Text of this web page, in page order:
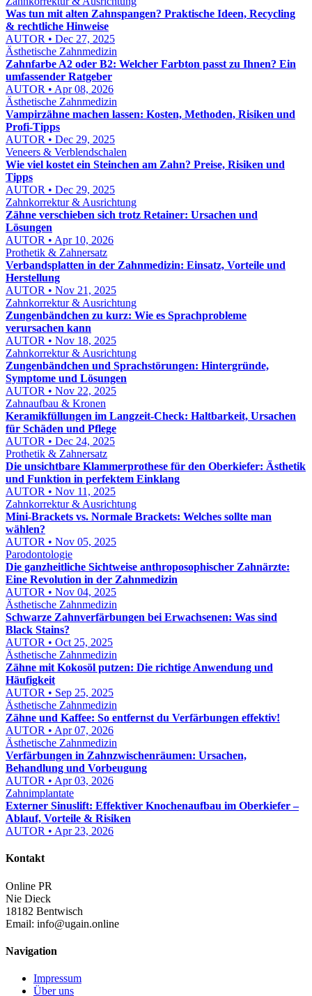
Was tun mit alten Zahnspangen? Praktische Ideen, Recycling
& rechtliche Hinweise
AUTOR • Dec 27, 2025
Ästhetische Zahnmedizin
Zahnfarbe A2 oder B2: Welcher Farbton passt zu Ihnen? Ein
umfassender Ratgeber
AUTOR • Apr 08, 2026
Ästhetische Zahnmedizin
Vampirzähne machen lassen: Kosten, Methoden, Risiken und
Profi-Tipps
AUTOR • Dec 29, 2025
Veneers & Verblendschalen
Wie viel kostet ein Steinchen am Zahn? Preise, Risiken und
Tipps
AUTOR • Dec 29, 2025
Zahnkorrektur & Ausrichtung
Zähne verschieben sich trotz Retainer: Ursachen und
Lösungen
AUTOR • Apr 10, 2026
Prothetik & Zahnersatz
Verbandsplatten in der Zahnmedizin: Einsatz, Vorteile und
Herstellung
AUTOR • Nov 21, 2025
Zahnkorrektur & Ausrichtung
Zungenbändchen zu kurz: Wie es Sprachprobleme
verursachen kann
AUTOR • Nov 18, 2025
Zahnkorrektur & Ausrichtung
Zungenbändchen und Sprachstörungen: Hintergründe,
Symptome und Lösungen
AUTOR • Nov 22, 2025
Zahnaufbau & Kronen
Keramikfüllungen im Langzeit-Check: Haltbarkeit, Ursachen
für Schäden und Pflege
AUTOR • Dec 24, 2025
Prothetik & Zahnersatz
Die unsichtbare Klammerprothese für den Oberkiefer: Ästhetik
und Funktion in perfektem Einklang
AUTOR • Nov 11, 2025
Zahnkorrektur & Ausrichtung
Mini-Brackets vs. Normale Brackets: Welches sollte man
wählen?
AUTOR • Nov 05, 2025
Parodontologie
Die ganzheitliche Sichtweise anthroposophischer Zahnärzte:
Eine Revolution in der Zahnmedizin
AUTOR • Nov 04, 2025
Ästhetische Zahnmedizin
Schwarze Zahnverfärbungen bei Erwachsenen: Was sind
Black Stains?
AUTOR • Oct 25, 2025
Ästhetische Zahnmedizin
Zähne mit Kokosöl putzen: Die richtige Anwendung und
Häufigkeit
AUTOR • Sep 25, 2025
Ästhetische Zahnmedizin
Zähne und Kaffee: So entfernst du Verfärbungen effektiv!
AUTOR • Apr 07, 2026
Ästhetische Zahnmedizin
Verfärbungen in Zahnzwischenräumen: Ursachen,
Behandlung und Vorbeugung
AUTOR • Apr 03, 2026
Zahnimplantate
Externer Sinuslift: Effektiver Knochenaufbau im Oberkiefer –
Ablauf, Vorteile & Risiken
AUTOR • Apr 23, 2026
Kontakt
Online PR
Nie Dieck
18182 Bentwisch
Email: info@ugain.online
Navigation
Impressum
Über uns